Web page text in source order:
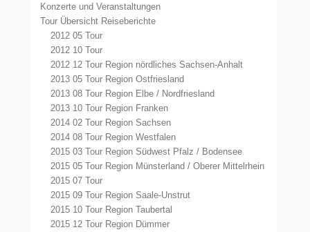
Konzerte und Veranstaltungen
Tour Übersicht Reiseberichte
2012 05 Tour
2012 10 Tour
2012 12 Tour Region nördliches Sachsen-Anhalt
2013 05 Tour Region Ostfriesland
2013 08 Tour Region Elbe / Nordfriesland
2013 10 Tour Region Franken
2014 02 Tour Region Sachsen
2014 08 Tour Region Westfalen
2015 03 Tour Region Südwest Pfalz / Bodensee
2015 05 Tour Region Münsterland / Oberer Mittelrhein
2015 07 Tour
2015 09 Tour Region Saale-Unstrut
2015 10 Tour Region Taubertal
2015 12 Tour Region Dümmer